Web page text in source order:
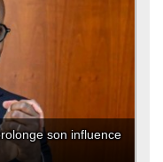
son influence